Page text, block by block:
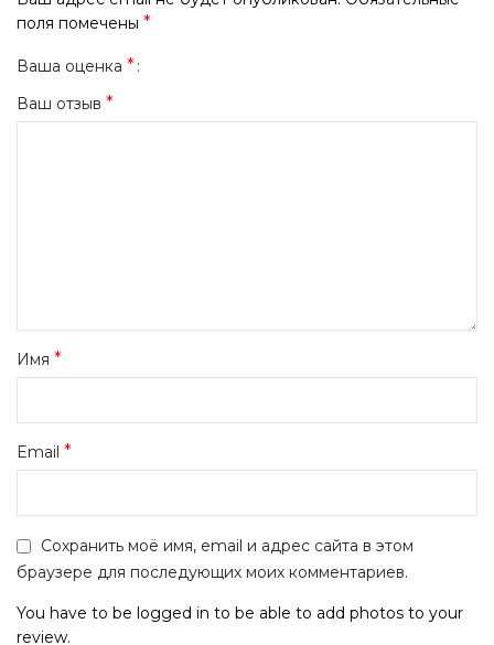
поля помечены *
Ваша оценка *
Ваш отзыв *
Имя *
Email *
Сохранить моё имя, email и адрес сайта в этом
браузере для последующих моих комментариев.
You have to be logged in to be able to add photos to your
review.